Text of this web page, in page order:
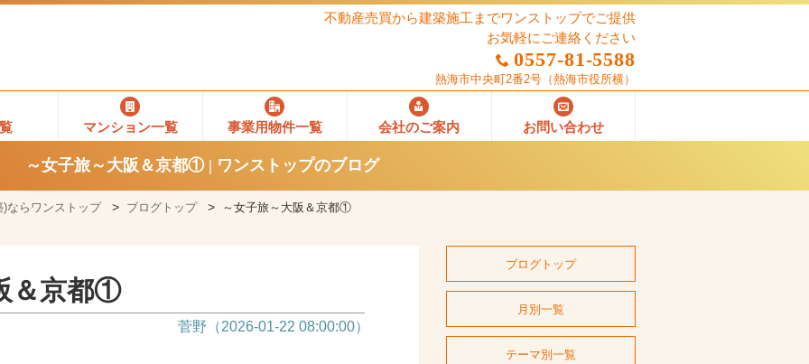
不動産売買から建築施工までワンストップでご提供
お気軽にご連絡ください
0557-81-5588
熱海市中央町2番2号 （熱海市役所横）
マンション一覧 事業用物件一覧 会社のご案内 お問い合わせ
～女子旅～大阪＆京都① | ワンストップのブログ
ならワンストップ ブログトップ ～女子旅～大阪＆京都①
＆京都①
菅野（2026-01-22 08:00:00）
ブログトップ
月別一覧
テーマ別一覧